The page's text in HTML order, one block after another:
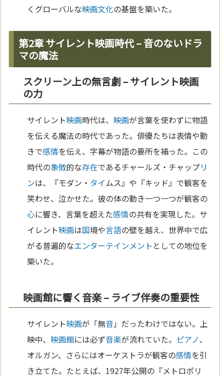
くグローバルな映画文化の基盤を築いた。
第2章 サイレント映画時代 – 音のないドラ
マの魔法
スクリーン上の無言劇 – サイレント映画
の力
サイレント映画時代は、 映画が言葉を使わずに物語
を伝える魔法の時代であった。俳優たちは表情や動
きで感情を伝え、字幕が物語の要所を補った。この
時代の象徴的な存在であるチャールズ・チャップリ
ンは、『モダン・ タイムス』や『キッド』で観客を
笑わせ、泣かせた。彼の体の動き一つ一つが観客の
心に響き、言葉を超えた感情の共有を実現した。サ
イレント映画は国境や言語の壁を越え、世界中で広
がる普遍的なエンターテインメント としての地位を
築いた。
映画館に響く音楽 – ライブ伴奏の重要性
サイレント映画が「無音」だったわけではない。上
映中、 映画館には必ず音楽が流れていた。 ピアノ、
オルガン、さらにはオーケストラが観客の感情を引
き立てた。たとえば、1927年公開の『メトロポリ